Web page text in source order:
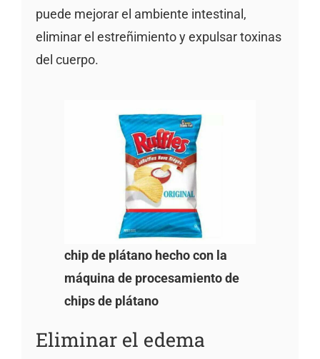
puede mejorar el ambiente intestinal,
eliminar el estreñimiento y expulsar toxinas
del cuerpo.
chip de plátano hecho con la
máquina de procesamiento de
chips de plátano
Eliminar el edema